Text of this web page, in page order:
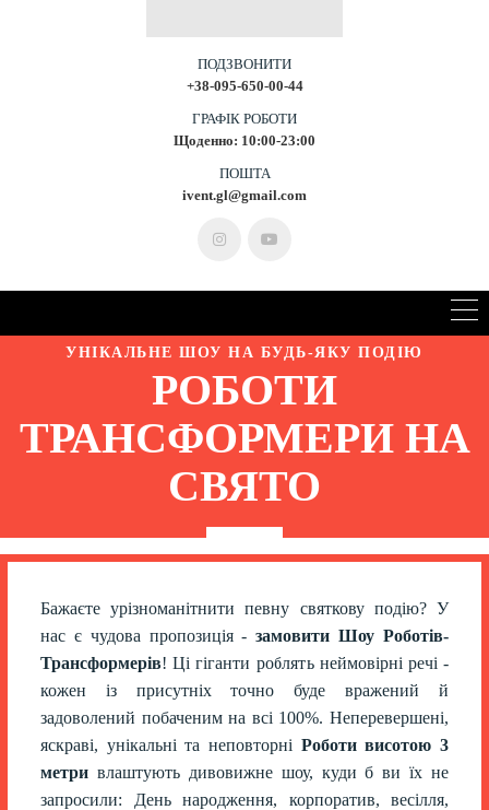
ПОДЗВОНИТИ
+38-095-650-00-44
ГРАФІК РОБОТИ
Щоденно: 10:00-23:00
ПОШТА
ivent.gl@gmail.com
УНІКАЛЬНЕ ШОУ НА БУДЬ-ЯКУ ПОДІЮ
РОБОТИ
ТРАНСФОРМЕРИ НА
СВЯТО
Бажаєте урізноманітнити певну святкову подію? У
нас є чудова пропозиція -замовити Шоу Роботів-
Трансформерів! Ці гіганти роблять неймовірні речі -
кожен із присутніх точно буде вражений й
задоволений побаченим на всі 100%. Неперевершені,
яскраві, унікальні та неповторні Роботи висотою 3
метри влаштують дивовижне шоу, куди б ви їх не
запросили: День народження, корпоратив, весілля,